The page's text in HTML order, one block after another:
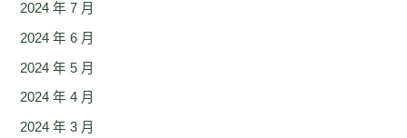
2024 年 7 月
2024 年 6 月
2024 年 5 月
2024 年 4 月
2024 年 3 月